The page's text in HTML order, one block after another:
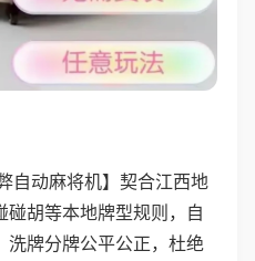
自动麻将机】契合江西地
碰胡等本地牌型规则，自
洗牌分牌公平公正，杜绝